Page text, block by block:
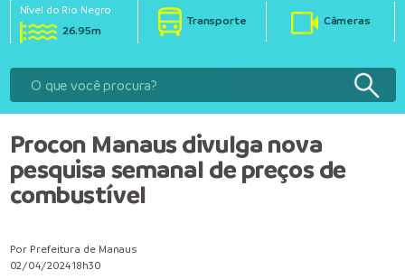
Nível do Rio Negro
26.95m
Transporte Câmeras
Procon Manaus divulga nova
pesquisa semanal de preços de
combustível
Por Prefeitura de Manaus
02/04/2024 18h30